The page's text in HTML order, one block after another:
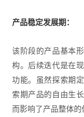
产品稳定发展期：
该阶段的产品基本
构。后续迭代是在
功能。虽然探索期
索期产品的自由生
而影响了产品整体的